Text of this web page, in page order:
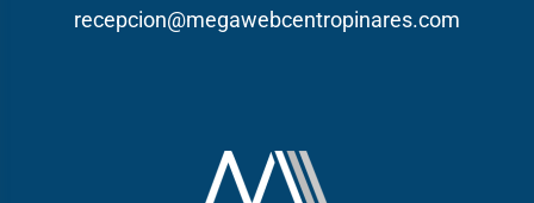
recepcion@megawebcentropinares.com